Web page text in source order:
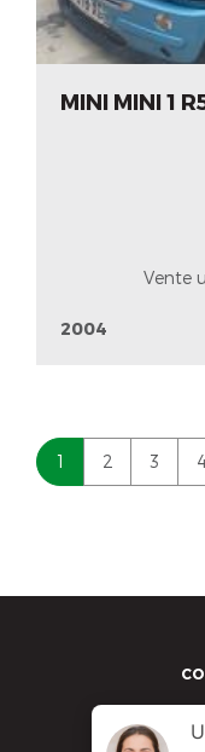
MINI MINI 1
Vente
2004
1 2 3 4